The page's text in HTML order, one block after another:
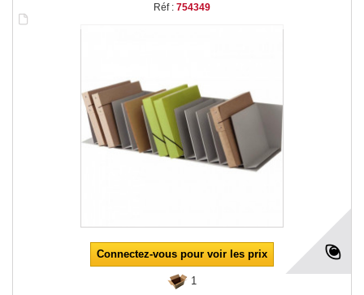
Réf : 754349
Connectez-vous pour voir les prix
1